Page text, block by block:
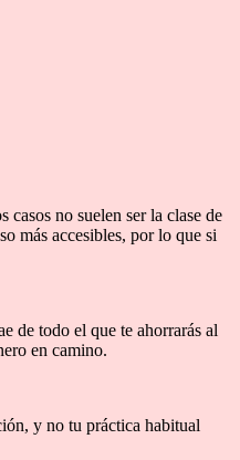
casos no suelen ser la clase de
más accesibles, por lo que si
de todo el que te ahorrarás al
en camino.
y no tu práctica habitual